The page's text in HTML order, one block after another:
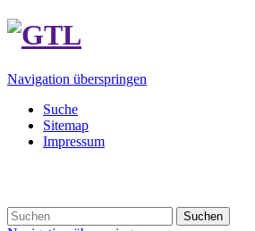
Navigation überspringen
Suche
Sitemap
Impressum
Suchen